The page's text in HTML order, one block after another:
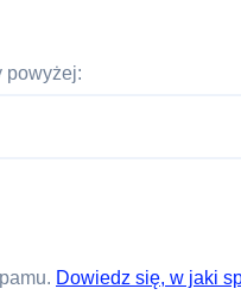
powyżej:
Dowiedz się, w jaki